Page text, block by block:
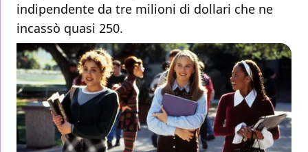
indipendente da tre milioni di dollari che ne
incassò quasi 250.